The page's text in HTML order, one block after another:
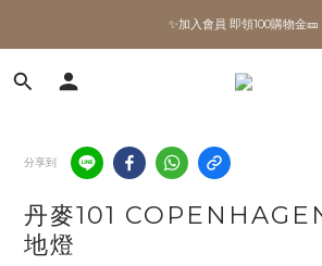
✨加入會員 即領100購物金🎫
✨加入會員 即領100購物金🎫
全館滿額現折🔥
✨加入會員 即領100購物金🎫
分享到
丹麥101
地燈